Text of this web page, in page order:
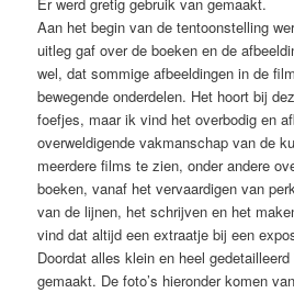
Er werd gretig gebruik van gemaakt.
Aan het begin van de tentoonstelling
uitleg gaf over de boeken en de
wel, dat sommige afbeeldingen in de
bewegende onderdelen. Het hoort bij
foefjes, maar ik vind het overbodig en
overweldigende vakmanschap van de
meerdere films te zien, onder andere
boeken, vanaf het vervaardigen van
van de lijnen, het schrijven en het
vind dat altijd een extraatje bij een
Doordat alles klein en heel
gemaakt. De foto’s hieronder komen